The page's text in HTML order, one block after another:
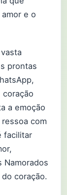
e o
prontas
a emoção
com
facilitar
Namorados
coração.